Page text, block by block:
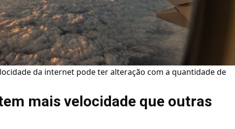
da internet pode ter alteração com a quantidade de
mais velocidade que outras